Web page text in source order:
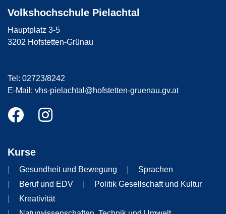
Volkshochschule Pielachtal
Hauptplatz 3-5
3202 Hofstetten-Grünau
Tel: 02723/8242
E-Mail: vhs-pielachtal@hofstetten-gruenau.gv.at
Kurse
Gesundheit und Bewegung
Sprachen
Beruf und EDV
Politik Gesellschaft und Kultur
Kreativität